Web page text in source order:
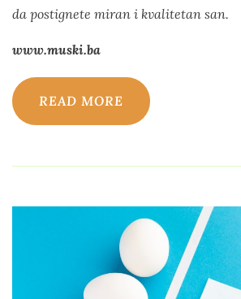
da postignete miran i kvalitetan san.
www.muski.ba
READ MORE